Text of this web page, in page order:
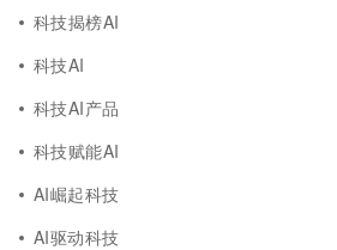
科技揭榜AI
科技AI
科技AI产品
科技赋能AI
AI崛起科技
AI驱动科技